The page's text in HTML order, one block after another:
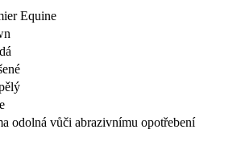
Equine
odolná vůči abrazivnímu opotřebení